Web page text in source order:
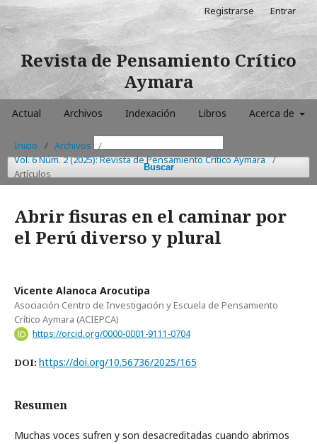
Revista de Pensamiento Crítico
Aymara
Actual Archivos Indexación Libros Acerca de
Buscar
Registrarse Entrar
Inicio / Archivos
/
Vol. 6 Núm. 2 (2025): Revista de Pensamiento Crítico Aymara /
Artículos
Abrir fisuras en el caminar por
el Perú diverso y plural
Vicente Alanoca Arocutipa
Asociación Centro de Investigación y Escuela de Pensamiento
Crítico Aymara (ACIEPCA)
https://orcid.org/0000-0001-9111-0704
DOI: https://doi.org/10.56736/2025/165
Resumen
Muchas voces sufren y son desacreditadas cuando abrimos